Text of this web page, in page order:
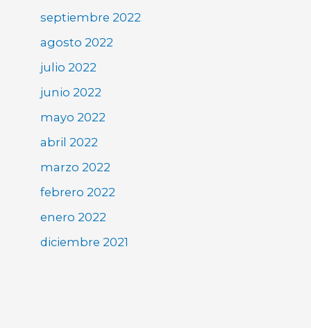
septiembre 2022
agosto 2022
julio 2022
junio 2022
mayo 2022
abril 2022
marzo 2022
febrero 2022
enero 2022
diciembre 2021